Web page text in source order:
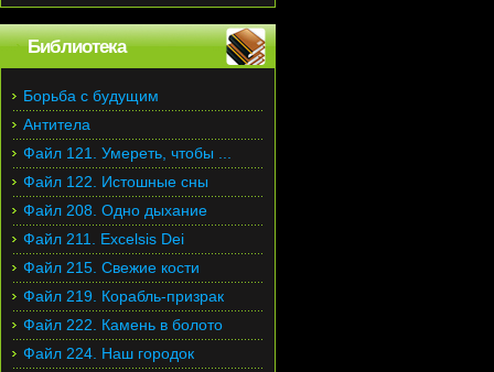
Библиотека
Борьба с будущим
Антитела
Файл 121. Умереть, чтобы ...
Файл 122. Истошные сны
Файл 208. Одно дыхание
Файл 211. Excelsis Dei
Файл 215. Свежие кости
Файл 219. Корабль-призрак
Файл 222. Камень в болото
Файл 224. Наш городок